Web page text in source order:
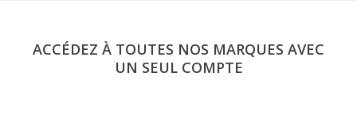
ACCÉDEZ À TOUTES NOS MARQUES AVEC
UN SEUL COMPTE